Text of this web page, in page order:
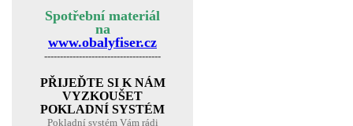
Spotřební materiál
na
www.obalyfiser.cz
-------------------------------------
PŘIJEĎTE SI K NÁM
VYZKOUŠET
POKLADNÍ SYSTÉM
Pokladní systém Vám rádi